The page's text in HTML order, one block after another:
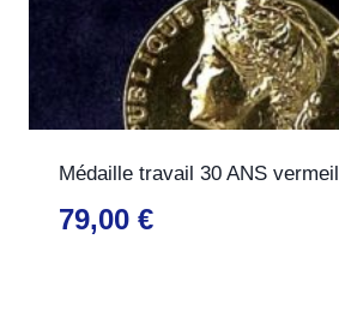
Médaille travail 30 ANS vermeil
79,00 €